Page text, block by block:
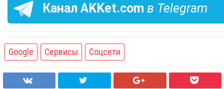
Канал AKKet.com в Telegram
Google Сервисы Соцсети